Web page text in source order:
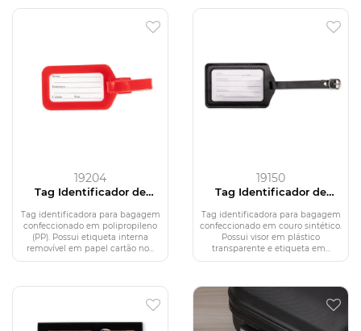
19204
Tag Identificador de
Tag identificadora para bagagem
confeccionado em polipropileno
(PP). Possui etiqueta interna
removível em papel cartão no...
19150
Tag Identificador de
Tag identificadora para bagagem
confeccionado em couro sintético.
Possui visor em plástico
transparente e etiqueta em...